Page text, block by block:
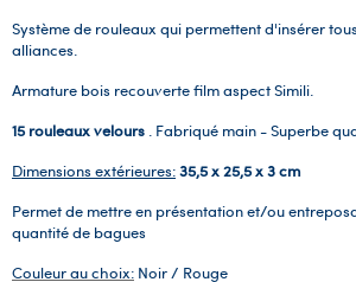
Système de rouleaux qui permettent d'insérer
alliances.
Armature bois recouverte film aspect Simili.
15 rouleaux velours . Fabriqué main - Superbe
Dimensions extérieures:35,5 x 25,5 x 3 cm
Permet de mettre en présentation et/ou
quantité de bagues
Couleur au choix: Noir / Rouge